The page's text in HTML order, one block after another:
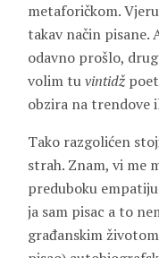
metaforičkom.
takav način pisane.
odavno prošlo,
volim tuvintidž
obzira na trendove
Tako razgolićen
strah. Znam, vi me
preduboku
ja sam pisac a to
građanskim